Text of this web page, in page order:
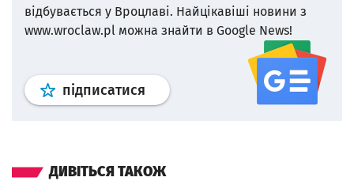
відбувається у Вроцлаві. Найцікавіші новини з
www.wroclaw.pl можна знайти в Google News!
підписатися Профіль google news
ДИВІТЬСЯ ТАКОЖ